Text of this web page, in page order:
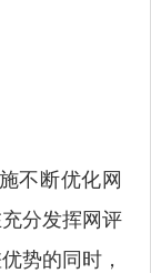
不断优化网
分发挥网评
势的同时，